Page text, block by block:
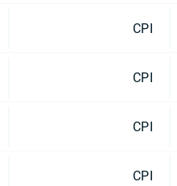
CPI
CPI
CPI
CPI